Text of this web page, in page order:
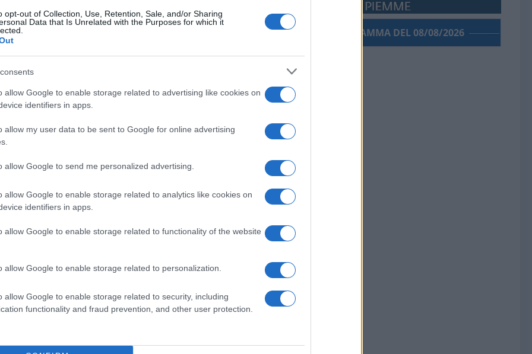
opt-out of Collection, Use, Retention, Sale, and/or Sharing
Data that Is Unrelated with the Purposes for which it
allow Google to enable storage related to advertising like cookies on
identifiers in apps.
allow my user data to be sent to Google for online advertising
allow Google to send me personalized advertising.
allow Google to enable storage related to analytics like cookies on
identifiers in apps.
allow Google to enable storage related to functionality of the website
allow Google to enable storage related to personalization.
allow Google to enable storage related to security, including
functionality and fraud prevention, and other user protection.
l’estensione della propria vita in un
consumato.
mind-uploading
: il mind-uploading
una persona che potrebbe vivere
computer che potrebbero costituire la
umano.
aveva riferito cheMusk sta pianificando di
e comportarsi allo stesso
e le tecnologie del metaverso
PORROGRAMMA DEL 08/08/2026